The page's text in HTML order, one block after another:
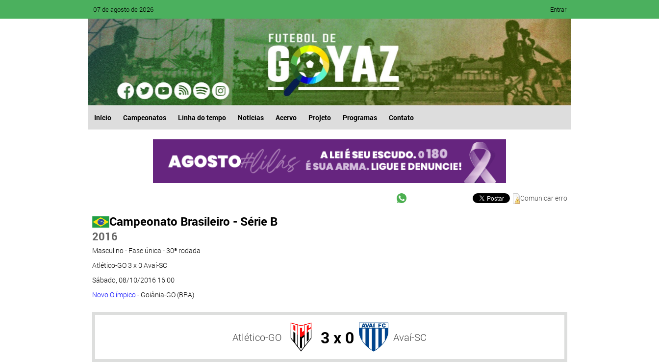
07 de agosto de 2026 Entrar
Início Campeonatos Linha do tempo Notícias Acervo Projeto Programas Contato
Comunicar erro
Campeonato Brasileiro - Série B
2016
Masculino - Fase única - 30ª rodada
Atlético-GO 3 x 0 Avaí-SC
Sábado, 08/10/2016 16:00
Novo Olímpico- Goiânia-GO (BRA)
Atlético-GO 3 x 0 Avaí-SC